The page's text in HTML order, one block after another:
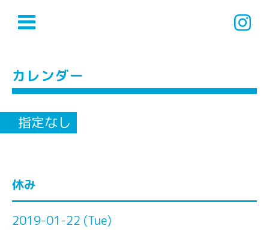
カレンダー
指定なし
休み
2019-01-22 (Tue)